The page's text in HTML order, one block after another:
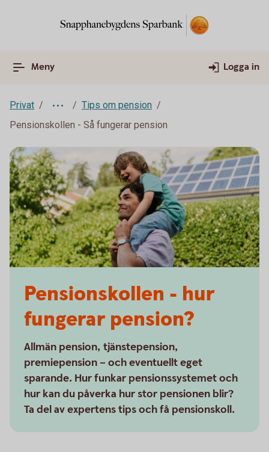
Meny Logga in
Privat
Tips om pension
Pensionskollen - Så fungerar pension
Pensionskollen - hur
fungerar pension?
Allmän pension, tjänstepension,
premiepension – och eventuellt eget
sparande. Hur funkar pensionssystemet och
hur kan du påverka hur stor pensionen blir?
Ta del av expertens tips och få pensionskoll.